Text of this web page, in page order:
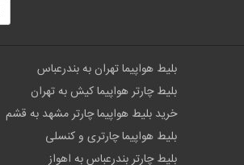
بلیط هواپیما تهران به بندرعباس
بلیط چارتر هواپیما کیش به تهران
خرید بلیط هواپیما چارتر مشهد به قشم
بلیط هواپیما چارتری و کنسلی
بلیط چارتر بندرعباس به اهواز